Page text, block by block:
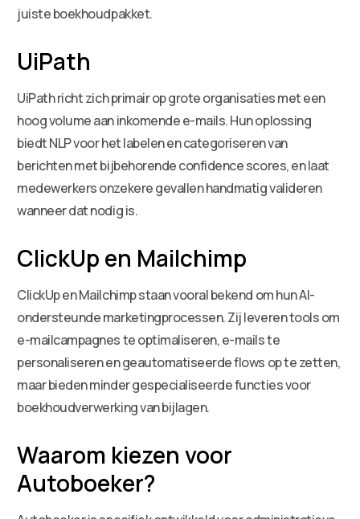
juiste boekhoudpakket.
UiPath
UiPath richt zich primair op grote organisaties met een
hoog volume aan inkomende e-mails. Hun oplossing
biedt NLP voor het labelen en categoriseren van
berichten met bijbehorende confidence scores, en laat
medewerkers onzekere gevallen handmatig valideren
wanneer dat nodig is.
ClickUp en Mailchimp
ClickUp en Mailchimp staan vooral bekend om hun AI-
ondersteunde marketingprocessen. Zij leveren tools om
e-mailcampagnes te optimaliseren, e-mails te
personaliseren en geautomatiseerde flows op te zetten,
maar bieden minder gespecialiseerde functies voor
boekhoudverwerking van bijlagen.
Waarom kiezen voor
Autoboeker?